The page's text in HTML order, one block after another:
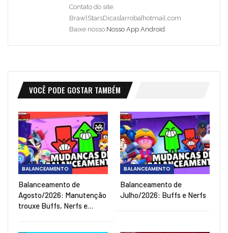
Contato do site:
BrawlStarsDicas[arroba]hotmail.com
Baixe nosso Nosso App Android
VOCÊ PODE GOSTAR TAMBÉM
BALANCEAMENTO
Balanceamento de
Agosto/2026: Manutenção
trouxe Buffs, Nerfs e…
BALANCEAMENTO
Balanceamento de
Julho/2026: Buffs e Nerfs